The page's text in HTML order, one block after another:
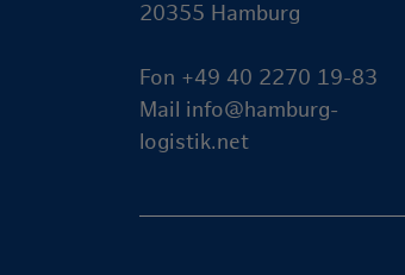
20355 Hamburg
Fon +49 40 2270 19-83
Mail info@hamburg-
logistik.net